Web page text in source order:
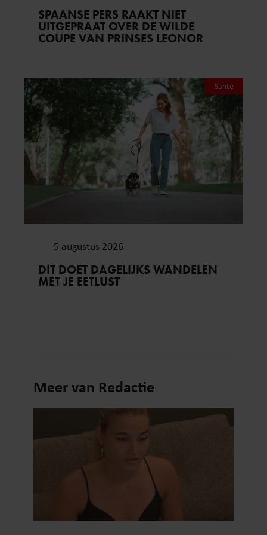
SPAANSE PERS RAAKT NIET
UITGEPRAAT OVER DE WILDE
COUPE VAN PRINSES LEONOR
Sante
5 augustus 2026
DÍT DOET DAGELIJKS WANDELEN
MET JE EETLUST
Meer van Redactie